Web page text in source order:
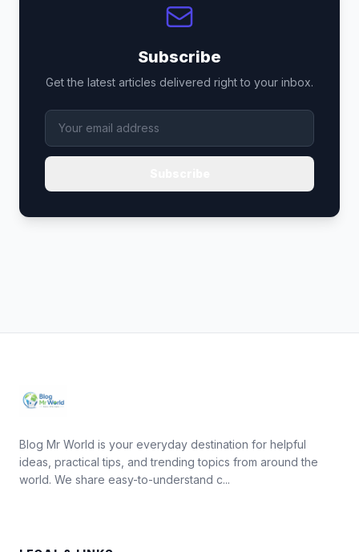
Subscribe
Get the latest articles delivered right to your inbox.
Blog Mr World is your everyday destination for helpful
ideas, practical tips, and trending topics from around the
world. We share easy-to-understand c...